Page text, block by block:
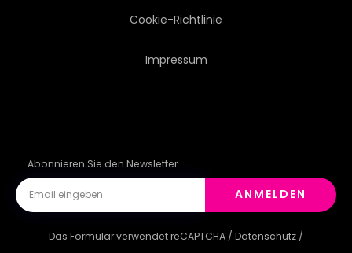
Cookie-Richtlinie
Impressum
Abonnieren Sie den Newsletter
ANMELDEN
Das Formular verwendet reCAPTCHA / Datenschutz /